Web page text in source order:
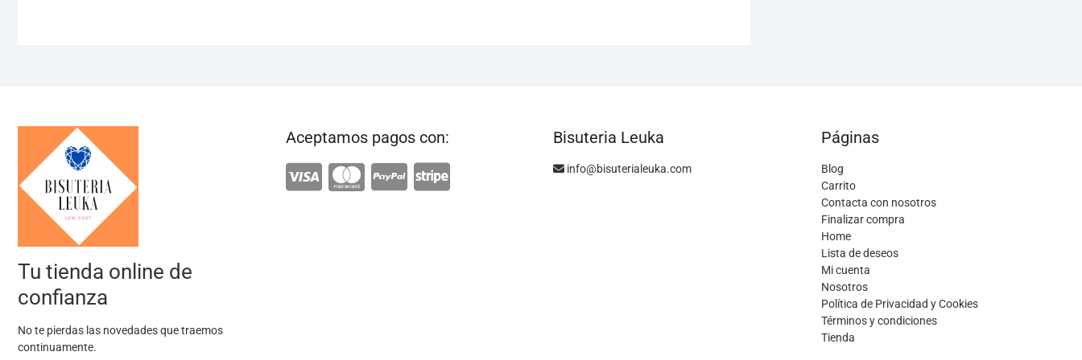
Tu tienda online de
confianza
No te pierdas las novedades que traemos
continuamente.
Aceptamos pagos con: Bisuteria Leuka
info@bisuterialeuka.com
Páginas
Blog
Carrito
Contacta con nosotros
Finalizar compra
Home
Lista de deseos
Mi cuenta
Nosotros
Política de Privacidad y Cookies
Términos y condiciones
Tienda